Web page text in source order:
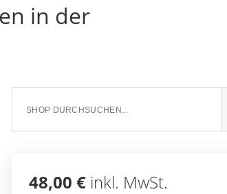
in der
48,00 € inkl. MwSt.